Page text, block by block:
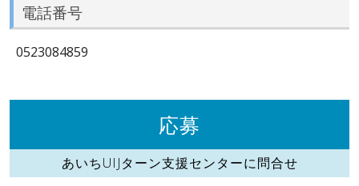
電話番号
0523084859
応募
あいちUIJターン支援センターに問合せ